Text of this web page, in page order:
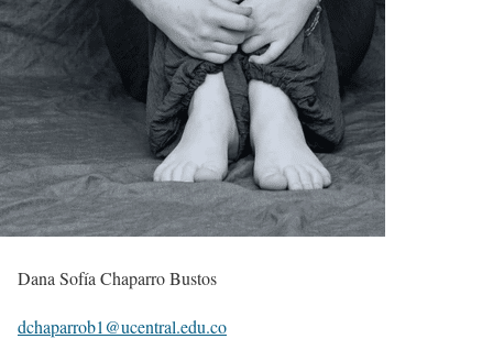
Dana Sofía Chaparro Bustos
dchaparrob1@ucentral.edu.co